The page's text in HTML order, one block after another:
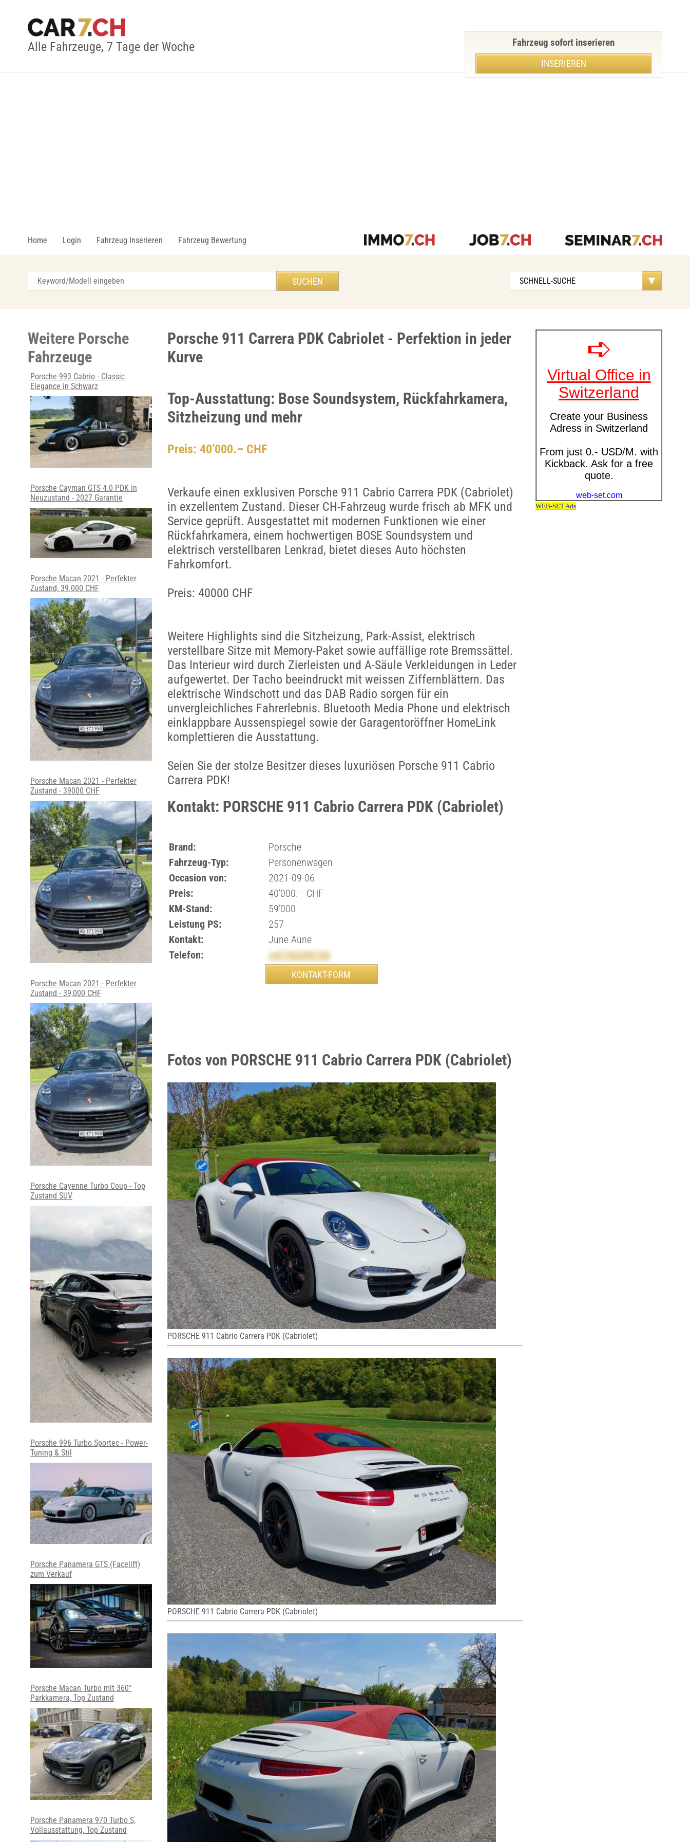
Alle Fahrzeuge, 7 Tage der Woche
Home Login Fahrzeug Inserieren Fahrzeug Bewertung
Fahrzeug sofort inserieren
INSERIEREN
Porsche 911 Carrera PDK Cabriolet - Perfektion in jeder
Kurve
Top-Ausstattung: Bose Soundsystem, Rückfahrkamera,
Sitzheizung und mehr
Preis: 40’000.– CHF
Verkaufe einen exklusiven Porsche 911 Cabrio Carrera PDK (Cabriolet)
in exzellentem Zustand. Dieser CH-Fahrzeug wurde frisch ab MFK und
Service geprüft. Ausgestattet mit modernen Funktionen wie einer
Rückfahrkamera, einem hochwertigen BOSE Soundsystem und
elektrisch verstellbaren Lenkrad, bietet dieses Auto höchsten
Fahrkomfort.
Preis: 40000 CHF
Weitere Highlights sind die Sitzheizung, Park-Assist, elektrisch
verstellbare Sitze mit Memory-Paket sowie auffällige rote Bremssättel.
Das Interieur wird durch Zierleisten und A-Säule Verkleidungen in Leder
aufgewertet. Der Tacho beeindruckt mit weissen Ziffernblättern. Das
elektrische Windschott und das DAB Radio sorgen für ein
unvergleichliches Fahrerlebnis. Bluetooth Media Phone und elektrisch
einklappbare Aussenspiegel sowie der Garagentoröffner HomeLink
komplettieren die Ausstattung.
Seien Sie der stolze Besitzer dieses luxuriösen Porsche 911 Cabrio
Carrera PDK!
Kontakt: PORSCHE 911 Cabrio Carrera PDK (Cabriolet)
Brand:
Porsche
Fahrzeug-Typ:
Personenwagen
Occasion von:
2021-09-06
Preis:
40’000.– CHF
KM-Stand:
59’000
Leistung PS:
257
Kontakt:
June Aune
Telefon:
+41765395733
Fotos von PORSCHE 911 Cabrio Carrera PDK (Cabriolet)
PORSCHE 911 Cabrio Carrera PDK (Cabriolet)
PORSCHE 911 Cabrio Carrera PDK (Cabriolet)
Weitere Porsche
Fahrzeuge
Porsche 993 Cabrio - Classic
Elegance in Schwarz
Porsche Cayman GTS 4.0 PDK in
Neuzustand - 2027 Garantie
Porsche Macan 2021 - Perfekter
Zustand, 39.000 CHF
Porsche Macan 2021 - Perfekter
Zustand - 39000 CHF
Porsche Macan 2021 - Perfekter
Zustand - 39,000 CHF
Porsche Cayenne Turbo Coup - Top
Zustand SUV
Porsche 996 Turbo Sportec - Power-
Tuning & Stil
Porsche Panamera GTS (Facelift)
zum Verkauf
Porsche Macan Turbo mit 360°
Parkkamera, Top Zustand
Porsche Panamera 970 Turbo S,
Vollausstattung, Top Zustand